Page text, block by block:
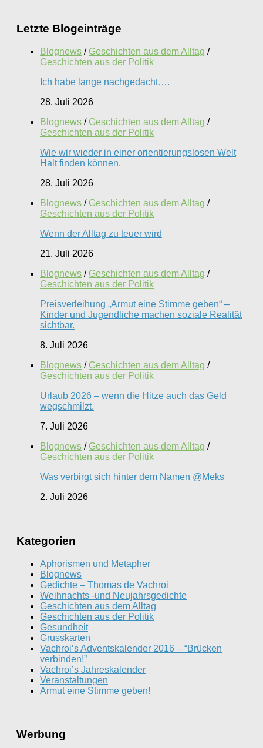
Letzte Blogeinträge
Blognews / Geschichten aus dem Alltag /
Geschichten aus der Politik
Ich habe lange nachgedacht….
28. Juli 2026
Blognews / Geschichten aus dem Alltag /
Geschichten aus der Politik
Wie wir wieder in einer orientierungslosen Welt
Halt finden können.
28. Juli 2026
Blognews / Geschichten aus dem Alltag /
Geschichten aus der Politik
Wenn der Alltag zu teuer wird
21. Juli 2026
Blognews / Geschichten aus dem Alltag /
Geschichten aus der Politik
Preisverleihung „Armut eine Stimme geben“ –
Kinder und Jugendliche machen soziale Realität
sichtbar.
8. Juli 2026
Blognews / Geschichten aus dem Alltag /
Geschichten aus der Politik
Urlaub 2026 – wenn die Hitze auch das Geld
wegschmilzt.
7. Juli 2026
Blognews / Geschichten aus dem Alltag /
Geschichten aus der Politik
Was verbirgt sich hinter dem Namen @Meks
2. Juli 2026
Kategorien
Aphorismen und Metapher
Blognews
Gedichte – Thomas de Vachroi
Weihnachts -und Neujahrsgedichte
Geschichten aus dem Alltag
Geschichten aus der Politik
Gesundheit
Grusskarten
Vachroi’s Adventskalender 2016 – “Brücken
verbinden!”
Vachroi’s Jahreskalender
Veranstaltungen
Armut eine Stimme geben!
Werbung